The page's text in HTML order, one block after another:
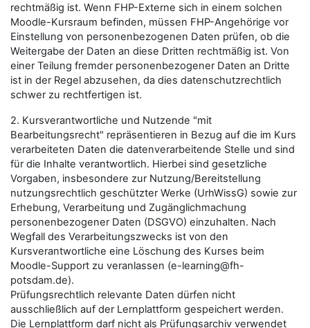
rechtmäßig ist. Wenn FHP-Externe sich in einem solchen
Moodle-Kursraum befinden, müssen FHP-Angehörige vor
Einstellung von personenbezogenen Daten prüfen, ob die
Weitergabe der Daten an diese Dritten rechtmäßig ist. Von
einer Teilung fremder personenbezogener Daten an Dritte
ist in der Regel abzusehen, da dies datenschutzrechtlich
schwer zu rechtfertigen ist.
2. Kursverantwortliche und Nutzende "mit
Bearbeitungsrecht" repräsentieren in Bezug auf die im Kurs
verarbeiteten Daten die datenverarbeitende Stelle und sind
für die Inhalte verantwortlich. Hierbei sind gesetzliche
Vorgaben, insbesondere zur Nutzung/Bereitstellung
nutzungsrechtlich geschützter Werke (UrhWissG) sowie zur
Erhebung, Verarbeitung und Zugänglichmachung
personenbezogener Daten (DSGVO) einzuhalten. Nach
Wegfall des Verarbeitungszwecks ist von den
Kursverantwortliche eine Löschung des Kurses beim
Moodle-Support zu veranlassen (e-learning@fh-
potsdam.de).
Prüfungsrechtlich relevante Daten dürfen nicht
ausschließlich auf der Lernplattform gespeichert werden.
Die Lernplattform darf nicht als Prüfungsarchiv verwendet